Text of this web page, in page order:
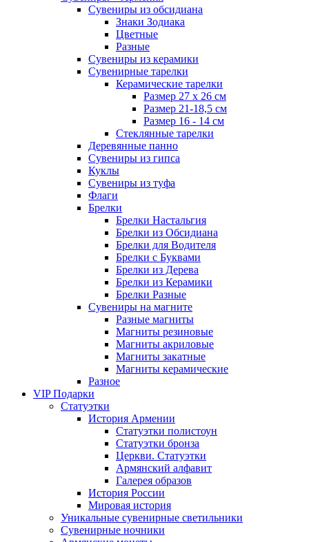
Сувениры из обсидиана
Знаки Зодиака
Цветные
Разные
Сувениры из керамики
Сувенирные тарелки
Керамические тарелки
Размер 27 х 26 см
Размер 21-18,5 см
Размер 16 - 14 см
Стеклянные тарелки
Деревянные панно
Сувениры из гипса
Куклы
Сувениры из туфа
Флаги
Брелки
Брелки Настальгия
Брелки из Обсидиана
Брелки для Водителя
Брелки с Буквами
Брелки из Дерева
Брелки из Керамики
Брелки Разные
Сувениры на магните
Разные магниты
Магниты резиновые
Магниты акриловые
Магниты закатные
Магниты керамические
Разное
VIP Подарки
Статуэтки
История Армении
Статуэтки полистоун
Статуэтки бронза
Церкви. Статуэтки
Армянский алфавит
Галерея образов
История России
Мировая история
Уникальные сувенирные светильники
Сувенирные ночники